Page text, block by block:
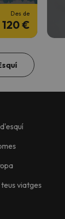
Des de
120 €
viatges